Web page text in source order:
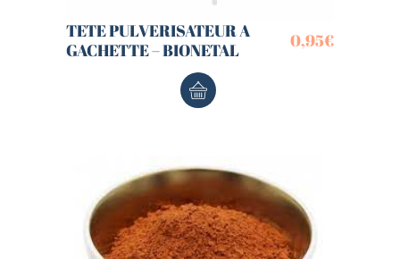
TETE PULVERISATEUR A
GACHETTE – BIONETAL
0,95€